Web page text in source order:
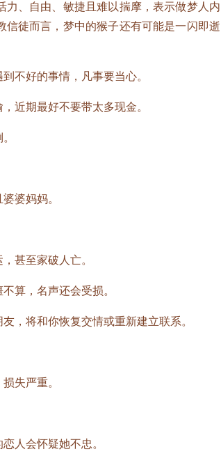
、自由、敏捷且难以揣摩，表示做梦人内
徒而言，梦中的猴子还有可能是一闪即逝
不好的事情，凡事要当心。
近期最好不要带太多现金。
婆妈妈。
甚至家破人亡。
算，名声还会受损。
将和你恢复交情或重新建立联系。
失严重。
人会怀疑她不忠。